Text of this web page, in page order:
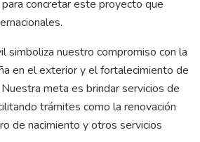
concretar este proyecto que
simboliza nuestro compromiso con la
en el exterior y el fortalecimiento de
meta es brindar servicios de
trámites como la renovación
de nacimiento y otros servicios